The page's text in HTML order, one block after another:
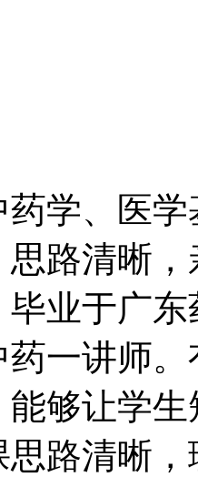
药学、医
思路清晰
毕业于广
药一讲师
能够让学
路清晰